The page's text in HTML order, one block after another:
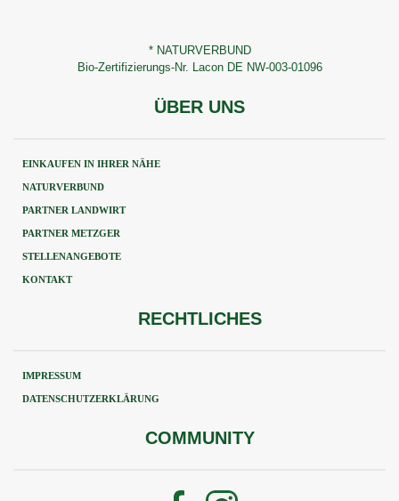
* NATURVERBUND
Bio-Zertifizierungs-Nr. Lacon DE NW-003-01096
ÜBER UNS
EINKAUFEN IN IHRER NÄHE
NATURVERBUND
PARTNER LANDWIRT
PARTNER METZGER
STELLENANGEBOTE
KONTAKT
RECHTLICHES
IMPRESSUM
DATENSCHUTZERKLÄRUNG
COMMUNITY